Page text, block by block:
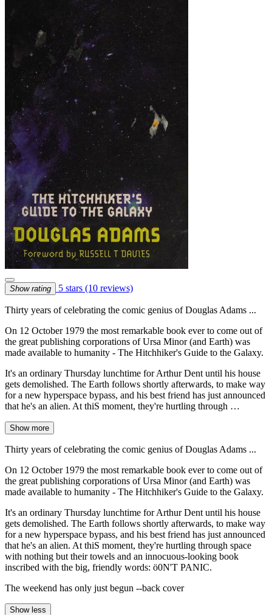
Show rating 5 stars (10 reviews)
Thirty years of celebrating the comic genius of Douglas Adams ...
On 12 October 1979 the most remarkable book ever to come out of
the great publishing corporations of Ursa Minor (and Earth) was
made available to humanity - The Hitchhiker's Guide to the Galaxy.
It's an ordinary Thursday lunchtime for Arthur Dent until his house
gets demolished. The Earth follows shortly afterwards, to make way
for a new hyperspace bypass, and his best friend has just announced
that he's an alien. At thiS moment, they're hurtling through …
Show more
Thirty years of celebrating the comic genius of Douglas Adams ...
On 12 October 1979 the most remarkable book ever to come out of
the great publishing corporations of Ursa Minor (and Earth) was
made available to humanity - The Hitchhiker's Guide to the Galaxy.
It's an ordinary Thursday lunchtime for Arthur Dent until his house
gets demolished. The Earth follows shortly afterwards, to make way
for a new hyperspace bypass, and his best friend has just announced
that he's an alien. At thiS moment, they're hurtling through space
with nothing but their towels and an innocuous-looking book
inscribed with the big, friendly words: ö0N'T PANIC.
The weekend has only just begun --back cover
Show less